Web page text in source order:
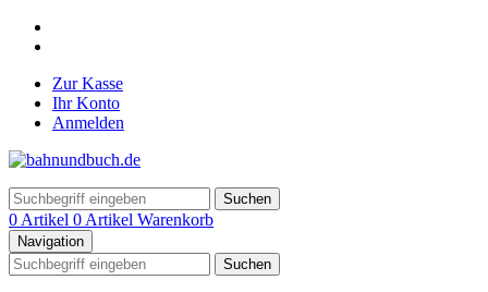
Zur Kasse
Ihr Konto
Anmelden
Suchen
0 Artikel 0 Artikel Warenkorb
Navigation
Suchen